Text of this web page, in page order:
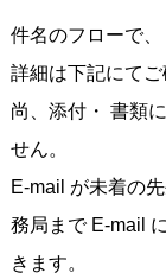
件名のフローで、
詳細は下記にてご
尚、添付・ 書類
せん。
E-mail が未着の
務局まで E-mail
きます。